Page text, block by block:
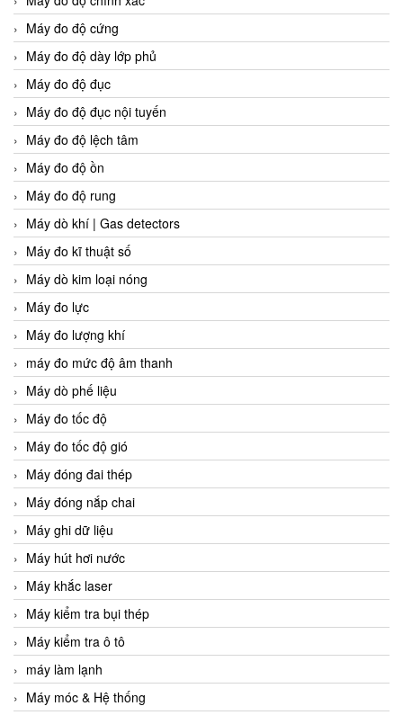
Máy đo độ cứng
Máy đo độ dày lớp phủ
Máy đo độ đục
Máy đo độ đục nội tuyến
Máy đo độ lệch tâm
Máy đo độ ồn
Máy đo độ rung
Máy dò khí | Gas detectors
Máy đo kĩ thuật số
Máy dò kim loại nóng
Máy đo lực
Máy đo lượng khí
máy đo mức độ âm thanh
Máy dò phế liệu
Máy đo tốc độ
Máy đo tốc độ gió
Máy đóng đai thép
Máy đóng nắp chai
Máy ghi dữ liệu
Máy hút hơi nước
Máy khắc laser
Máy kiểm tra bụi thép
Máy kiểm tra ô tô
máy làm lạnh
Máy móc & Hệ thống